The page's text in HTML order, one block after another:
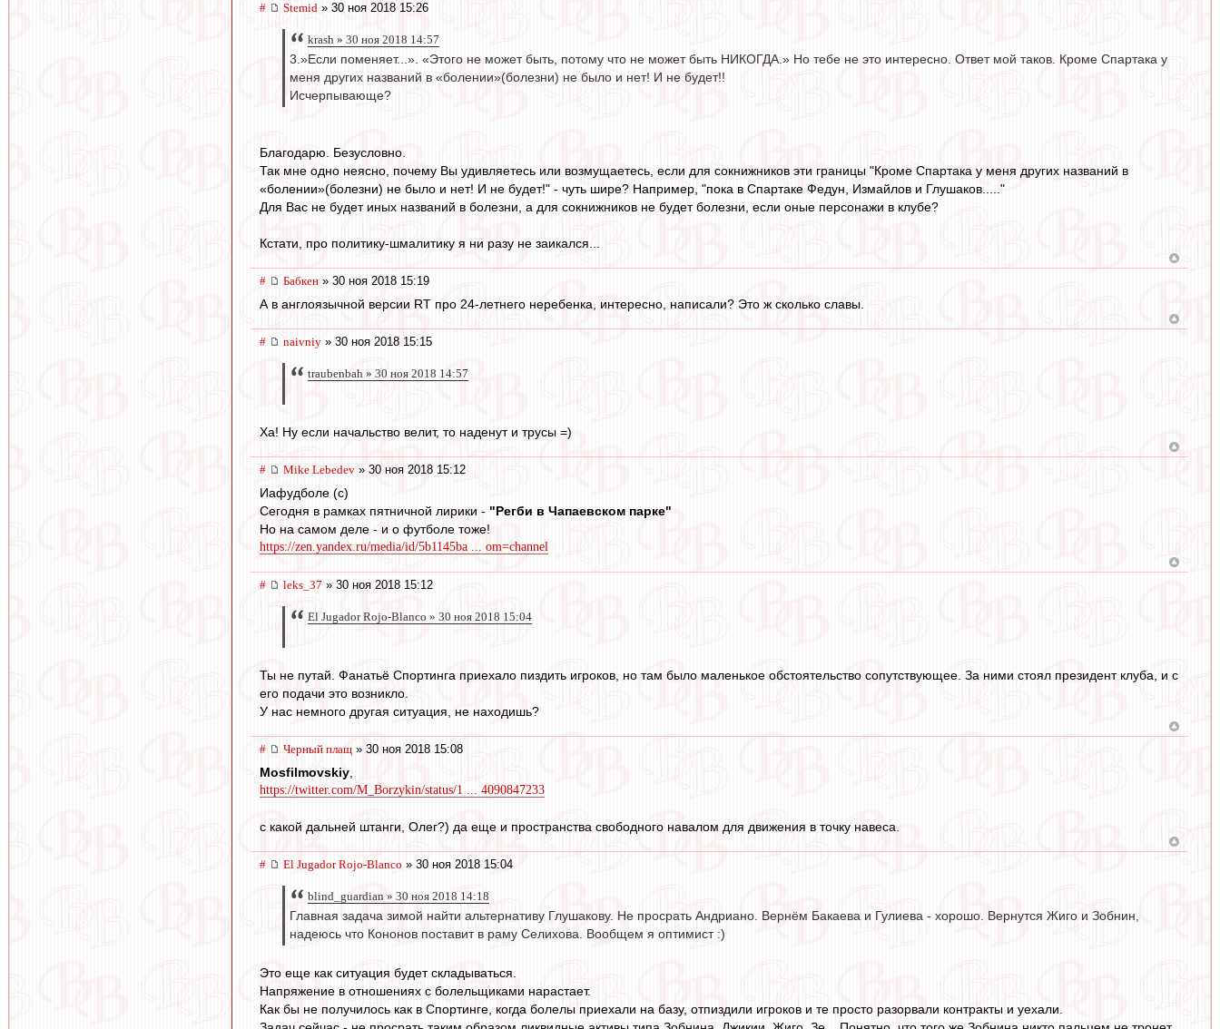
# Stemid » 30 ноя 2018 15:26
krash » 30 ноя 2018 14:57
3.»Если поменяет...». «Этого не может быть, потому что не может быть НИКОГДА.» Но тебе не это интересно. Ответ мой таков. Кроме Спартака у
меня других названий в «болении»(болезни) не было и нет! И не будет!!
Исчерпывающе?
Благодарю. Безусловно.
Так мне одно неясно, почему Вы удивляетесь или возмущаетесь, если для сокнижников эти границы "Кроме Спартака у меня других названий в
«болении»(болезни) не было и нет! И не будет!" - чуть шире? Например, "пока в Спартаке Федун, Измайлов и Глушаков....."
Для Вас не будет иных названий в болезни, а для сокнижников не будет болезни, если оные персонажи в клубе?
Кстати, про политику-шмалитику я ни разу не заикался...
# Бабкен » 30 ноя 2018 15:19
А в англоязычной версии RT про 24-летнего неребенка, интересно, написали? Это ж сколько славы.
# naivniy » 30 ноя 2018 15:15
traubenbah » 30 ноя 2018 14:57
Ха! Ну если начальство велит, то наденут и трусы =)
# Mike Lebedev » 30 ноя 2018 15:12
Иафудболе (с)
Сегодня в рамках пятничной лирики - "Регби в Чапаевском парке"
Но на самом деле - и о футболе тоже!
https://zen.yandex.ru/media/id/5b1145ba ... om=channel
# leks_37 » 30 ноя 2018 15:12
El Jugador Rojo-Blanco » 30 ноя 2018 15:04
Ты не путай. Фанатьё Спортинга приехало пиздить игроков, но там было маленькое обстоятельство сопутствующее. За ними стоял президент клуба, и с
его подачи это возникло.
У нас немного другая ситуация, не находишь?
# Черный плащ » 30 ноя 2018 15:08
Mosfilmovskiy,
https://twitter.com/M_Borzykin/status/1 ... 4090847233
с какой дальней штанги, Олег?) да еще и пространства свободного навалом для движения в точку навеса.
# El Jugador Rojo-Blanco » 30 ноя 2018 15:04
blind_guardian » 30 ноя 2018 14:18
Главная задача зимой найти альтернативу Глушакову. Не просрать Андриано. Вернём Бакаева и Гулиева - хорошо. Вернутся Жиго и Зобнин,
надеюсь что Кононов поставит в раму Селихова. Вообщем я оптимист :)
Это еще как ситуация будет складываться.
Напряжение в отношениях с болельщиками нарастает.
Как бы не получилось как в Спортинге, когда болелы приехали на базу, отпиздили игроков и те просто разорвали контракты и уехали.